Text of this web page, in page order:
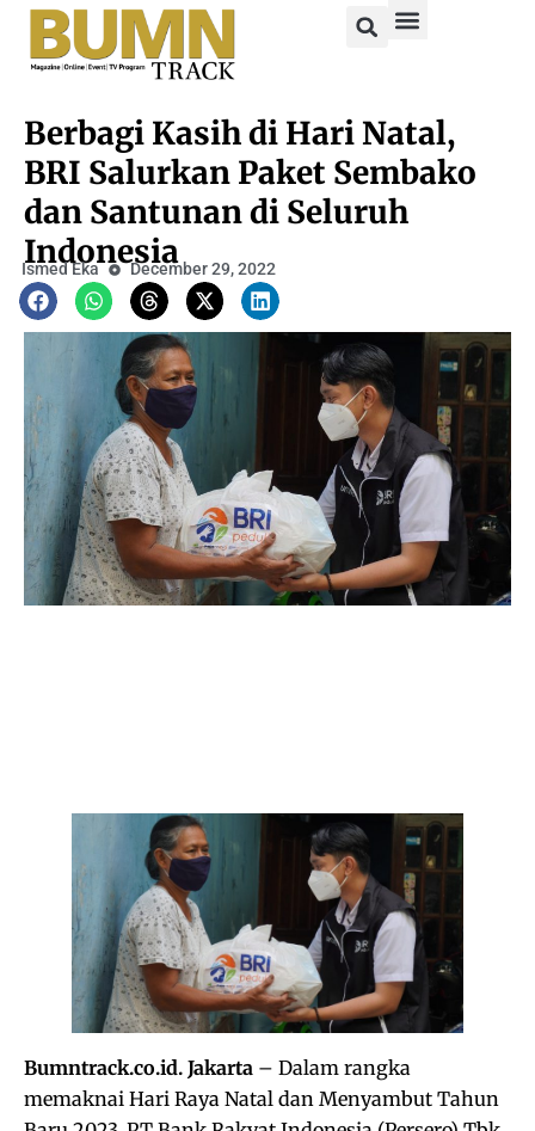
Berbagi Kasih di Hari Natal,
BRI Salurkan Paket Sembako
dan Santunan di Seluruh
Indonesia
Ismed Eka December 29, 2022
Bumntrack.co.id. Jakarta – Dalam rangka
memaknai Hari Raya Natal dan Menyambut Tahun